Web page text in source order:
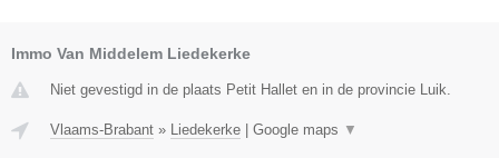
Immo Van Middelem Liedekerke
Niet gevestigd in de plaats Petit Hallet en in de provincie Luik.
Vlaams-Brabant » Liedekerke Google maps ▼